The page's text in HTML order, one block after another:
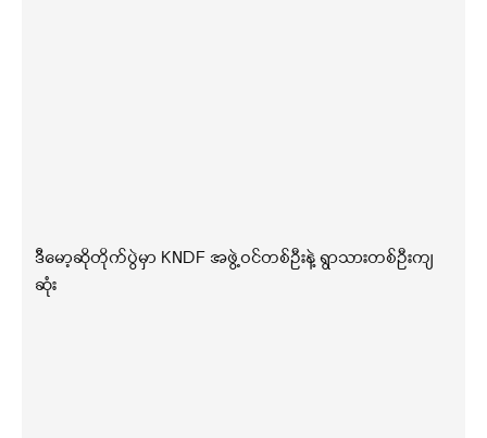
ဒီမော့ဆိုတိုက်ပွဲမှာ KNDF အဖွဲ့ဝင်တစ်ဦးနဲ့ ရွာသားတစ်ဦးကျ
ဆုံး